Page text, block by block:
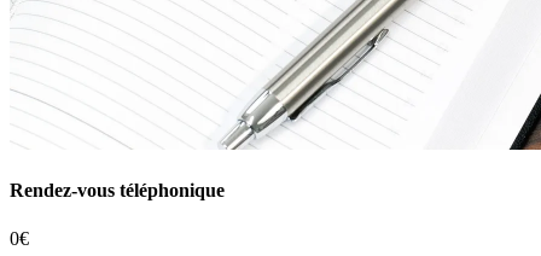
Rendez-vous téléphonique
0€